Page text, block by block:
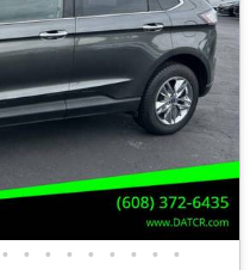
• • • • • • • • •